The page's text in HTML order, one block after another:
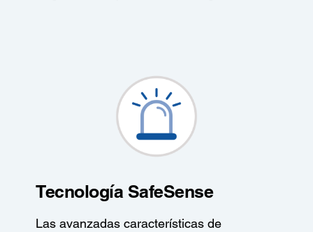
Tecnología SafeSense
Las avanzadas características de